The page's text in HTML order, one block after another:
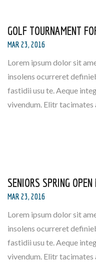
GOLF TOURNAMENT
MAR 23, 2016
Lorem ipsum dolor sit
insolens ocurreret
fastidii usu te. Aeque
vivendum. Elitr tacimates
SENIORS SPRING
MAR 23, 2016
Lorem ipsum dolor sit
insolens ocurreret
fastidii usu te. Aeque
vivendum. Elitr tacimates